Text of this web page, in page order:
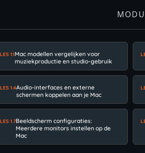
LES 1.1Mac modellen vergelijken voor
muziekproductie en studio-gebruik
LES 1.4Audio-interfaces en externe
schermen koppelen aan je Mac
LES 1.7Beeldscherm configuraties:
Meerdere monitors instellen op de
Mac